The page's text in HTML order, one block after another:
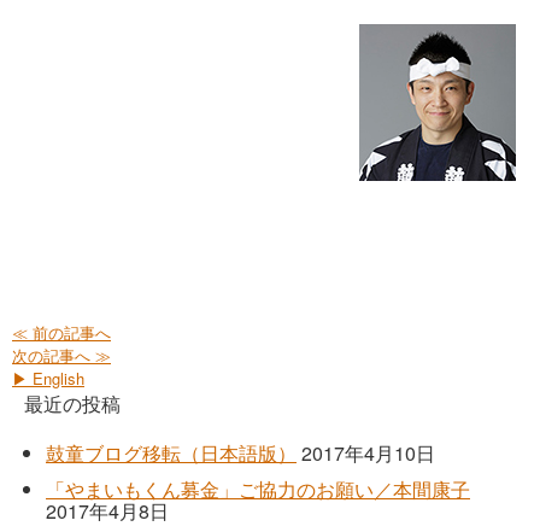
≪ 前の記事へ
次の記事へ ≫
▶ English
最近の投稿
鼓童ブログ移転（日本語版）
2017年4月10日
「やまいもくん募金」ご協力のお願い／本間康子
2017年4月8日